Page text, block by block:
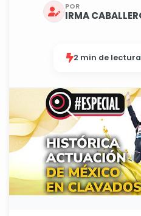
POR
IRMA
2 min de lectura